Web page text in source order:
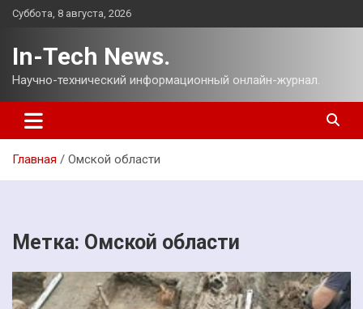
Перейти
Суббота, 8 августа, 2026
In-Tech News.
Научно-технический информационный онлайн-журнал.
Главная Омской области
Метка: Омской области